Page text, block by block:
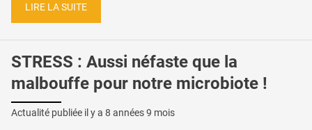
LIRE LA SUITE
STRESS : Aussi néfaste que la
malbouffe pour notre microbiote !
Actualité publiée il y a 8 années 9 mois